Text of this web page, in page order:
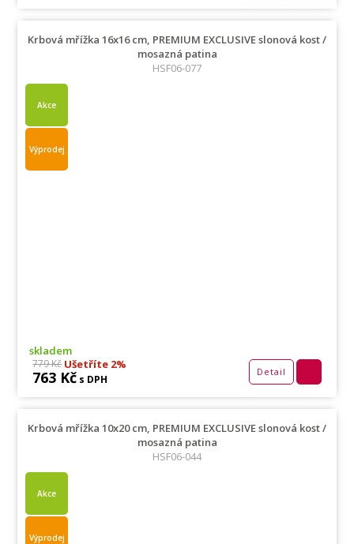
Krbová mřížka 16x16 cm, PREMIUM EXCLUSIVE slonová kost /
mosazná patina
HSF06-077
Akce
Výprodej
skladem
779 KčUšetříte 2%
763 Kč s DPH
Detail
Krbová mřížka 10x20 cm, PREMIUM EXCLUSIVE slonová kost /
mosazná patina
HSF06-044
Akce
Výprodej